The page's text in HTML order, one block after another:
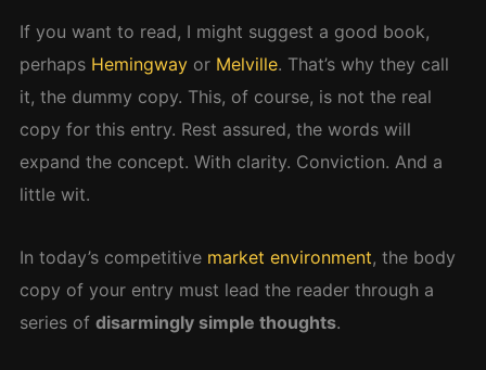
If you want to read, I might suggest a good book,
perhaps Hemingwayor Melville. That’s why they call
it, the dummy copy. This, of course, is not the real
copy for this entry. Rest assured, the words will
expand the concept. With clarity. Conviction. And a
little wit.
In today’s competitive market environment, the body
copy of your entry must lead the reader through a
series of disarmingly simple thoughts.